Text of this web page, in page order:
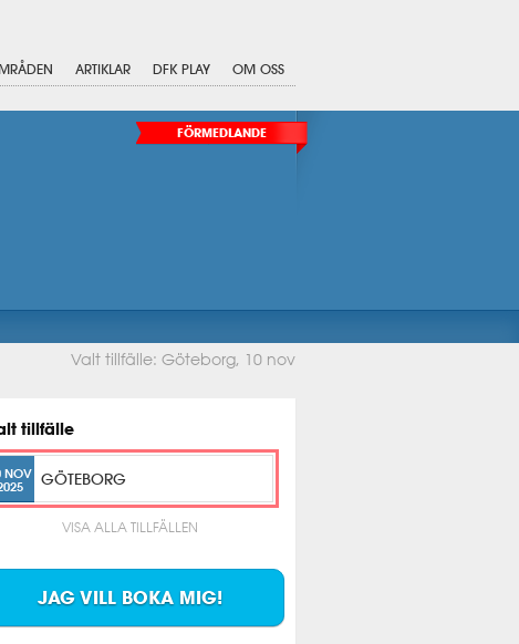
ARTIKLAR DFK PLAY OM OSS
FÖRMEDLANDE
Valt tillfälle: Göteborg, 10 nov
tillfälle
NOV GÖTEBORG
VISA ALLA TILLFÄLLEN
JAG VILL BOKA MIG!